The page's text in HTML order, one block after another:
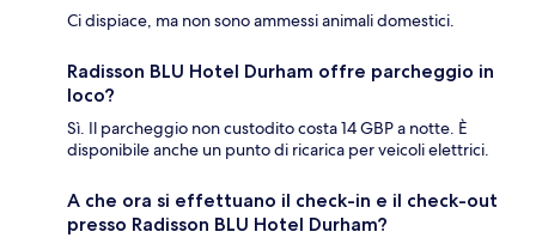
Ci dispiace, ma non sono ammessi animali domestici.
Radisson BLU Hotel Durham offre parcheggio in
loco?
Sì. Il parcheggio non custodito costa 14 GBP a notte. È
disponibile anche un punto di ricarica per veicoli elettrici.
A che ora si effettuano il check-in e il check-out
presso Radisson BLU Hotel Durham?